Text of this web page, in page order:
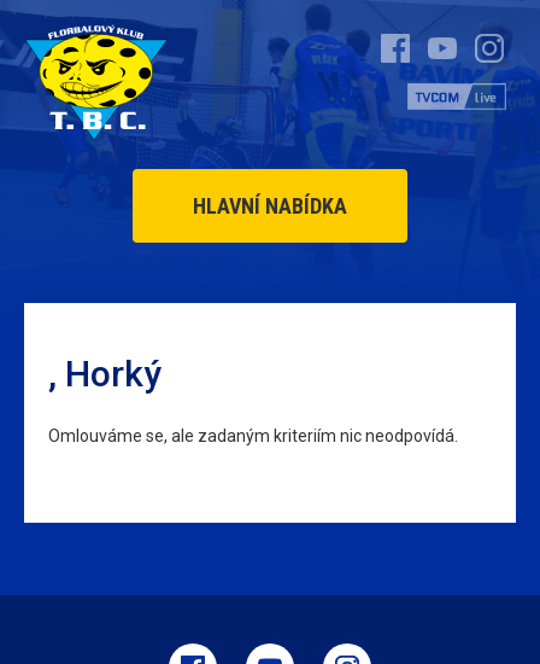
HLAVNÍ NABÍDKA
, Horký
Omlouváme se, ale zadaným kriteriím nic neodpovídá.